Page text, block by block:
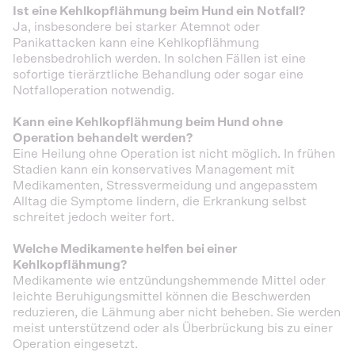
Ist eine Kehlkopflähmung beim Hund ein Notfall?
Ja, insbesondere bei starker Atemnot oder
Panikattacken kann eine Kehlkopflähmung
lebensbedrohlich werden. In solchen Fällen ist eine
sofortige tierärztliche Behandlung oder sogar eine
Notfalloperation notwendig.
Kann eine Kehlkopflähmung beim Hund ohne
Operation behandelt werden?
Eine Heilung ohne Operation ist nicht möglich. In frühen
Stadien kann ein konservatives Management mit
Medikamenten, Stressvermeidung und angepasstem
Alltag die Symptome lindern, die Erkrankung selbst
schreitet jedoch weiter fort.
Welche Medikamente helfen bei einer
Kehlkopflähmung?
Medikamente wie entzündungshemmende Mittel oder
leichte Beruhigungsmittel können die Beschwerden
reduzieren, die Lähmung aber nicht beheben. Sie werden
meist unterstützend oder als Überbrückung bis zu einer
Operation eingesetzt.